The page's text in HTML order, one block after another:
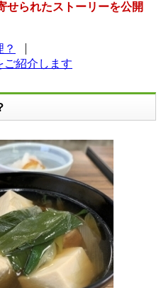
せられたストーリーを公開
ご紹介します